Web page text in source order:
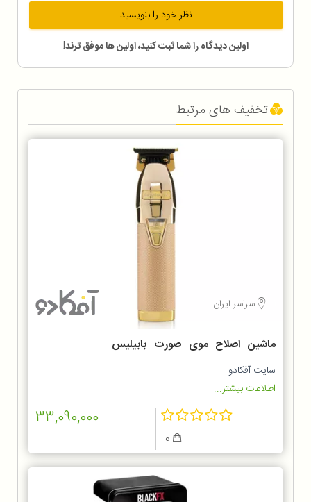
نظر خود را بنویسید
اولین دیدگاه را شما ثبت کنید، اولین ها موفق ترند!
تخفیف های مرتبط
سراسر ایران
ماشین اصلاح موی صورت بابیلیس
مدل FX7870GSDE
سایت آفکادو
اطلاعات بیشتر...
33,090,000